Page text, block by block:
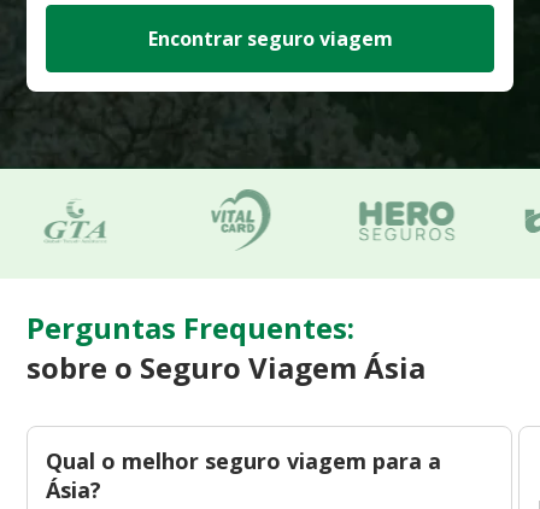
Encontrar seguro viagem
Perguntas Frequentes:
sobre o Seguro Viagem Ásia
Qual o melhor seguro viagem para a
Ásia?